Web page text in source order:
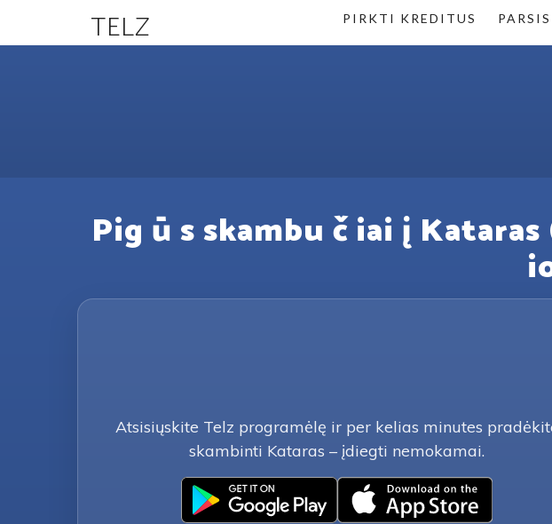
TELZ PIRKTI KREDITUS
Pig ū s skambu č iai į
Atsisiųskite Telz programėlę ir per kelias minutes
skambinti Kataras – įdiegti nemokamai.